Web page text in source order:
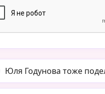
Юля Годунова тоже